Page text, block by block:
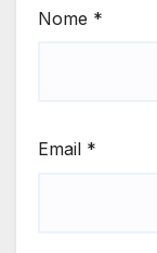
Nome *
Email *